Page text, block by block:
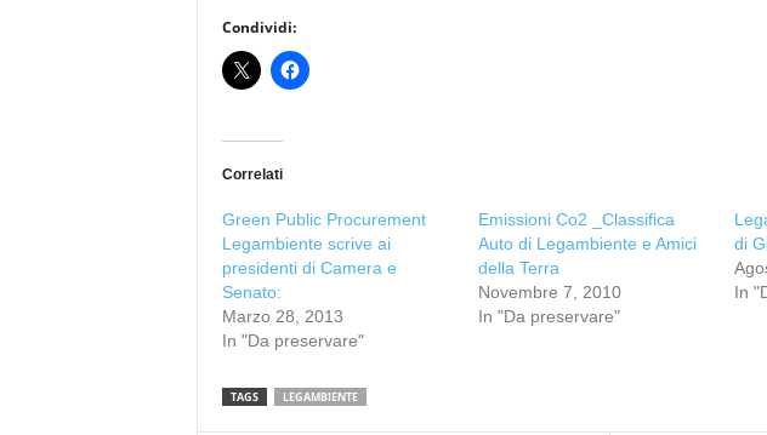
Condividi:
Correlati
Green Public Procurement
Legambiente scrive ai
presidenti di Camera e
Senato:
Marzo 28, 2013
In "Da preservare"
Emissioni Co2 _Classifica
Auto di Legambiente e Amici
della Terra
Novembre 7, 2010
In "Da preservare"
di
In
TAGS LEGAMBIENTE